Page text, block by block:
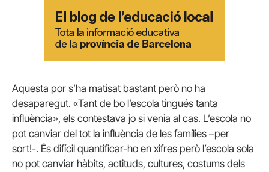
Aquesta por s’ha matisat bastant però no ha
desaparegut. «Tant de bo l’escola tingués tanta
influència», els contestava jo si venia al cas. L’escola no
pot canviar del tot la influència de les famílies –per
sort!-. És difícil quantificar-ho en xifres però l’escola sola
no pot canviar hàbits, actituds, cultures, costums dels